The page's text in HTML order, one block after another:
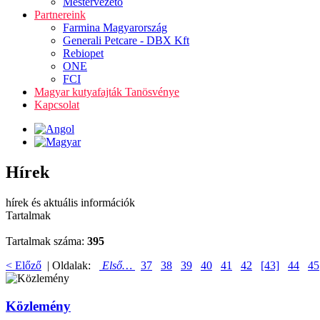
Partnereink
Farmina Magyarország
Generali Petcare - DBX Kft
Rebiopet
ONE
FCI
Magyar kutyafajták Tanösvénye
Kapcsolat
Hírek
hírek és aktuális információk
Tartalmak
Tartalmak száma: 395
< Előző | Oldalak: Első… 37 38 39 40 41 42 [43] 44 45
Közlemény